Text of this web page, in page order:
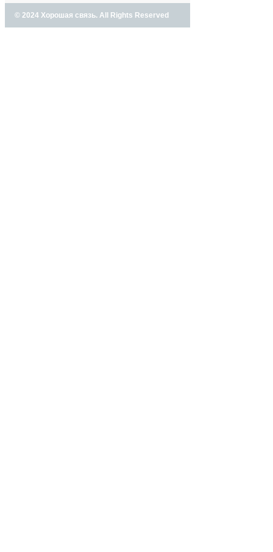
© 2024 Хорошая связь. All Rights Reserved